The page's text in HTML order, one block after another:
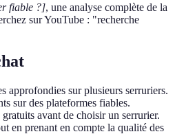
fiable ?], une analyse complète de la
sur YouTube : "recherche
approfondies sur plusieurs serruriers.
sur des plateformes fiables.
avant de choisir un serrurier.
en prenant en compte la qualité des